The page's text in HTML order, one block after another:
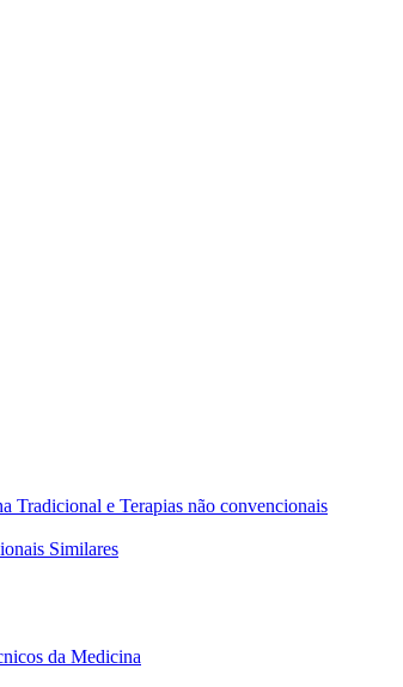
Tradicional e Terapias não convencionais
Similares
da Medicina